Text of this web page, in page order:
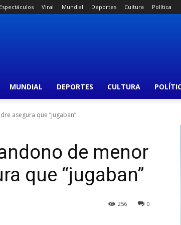
Espectáculos Viral Mundial Deportes Cultura Política
MUNDIAL DEPORTES CULTURA
asegura que “jugaban”
de menor
que “jugaban”
0
256